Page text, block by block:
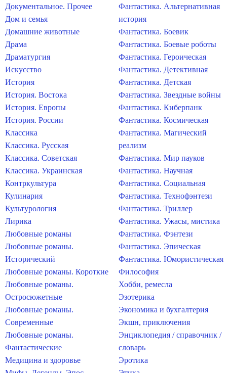
Документальное. Прочее
Дом и семья
Домашние животные
Драма
Драматургия
Искусство
История
История. Востока
История. Европы
История. России
Классика
Классика. Русская
Классика. Советская
Классика. Украинская
Контркультура
Кулинария
Культурология
Лирика
Любовные романы
Любовные романы.
Исторический
Любовные романы. Короткие
Любовные романы.
Остросюжетные
Любовные романы.
Современные
Любовные романы.
Фантастические
Медицина и здоровье
Фантастика. Альтернативная
история
Фантастика. Боевик
Фантастика. Боевые роботы
Фантастика. Героическая
Фантастика. Детективная
Фантастика. Детская
Фантастика. Звездные войны
Фантастика. Киберпанк
Фантастика. Космическая
Фантастика. Магический
реализм
Фантастика. Мир пауков
Фантастика. Научная
Фантастика. Социальная
Фантастика. Технофэнтези
Фантастика. Триллер
Фантастика. Ужасы, мистика
Фантастика. Фэнтези
Фантастика. Эпическая
Фантастика. Юмористическая
Философия
Хобби, ремесла
Эзотерика
Экономика и бухгалтерия
Экшн, приключения
Энциклопедия / справочник /
словарь
Эротика